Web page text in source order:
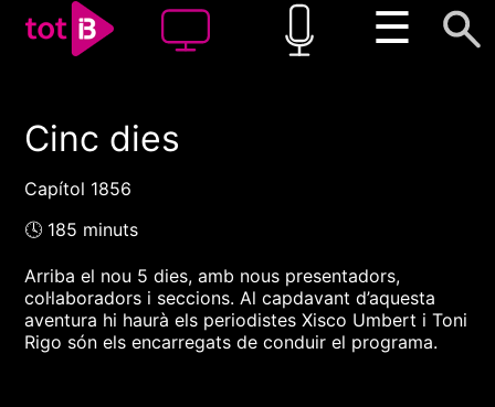
☰
00:00 00:00
Cinc dies
Capítol 1856
🕓 185 minuts
Arriba el nou 5 dies, amb nous presentadors,
col·laboradors i seccions. Al capdavant d’aquesta
aventura hi haurà els periodistes Xisco Umbert i Toni
Rigo són els encarregats de conduir el programa.